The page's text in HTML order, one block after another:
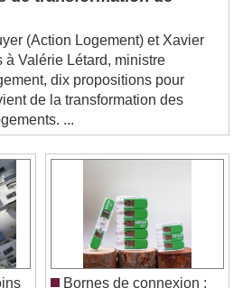
de transformation de
(Action Logement) et Xavier
Valérie Létard, ministre
dix propositions pour
de la transformation des
...